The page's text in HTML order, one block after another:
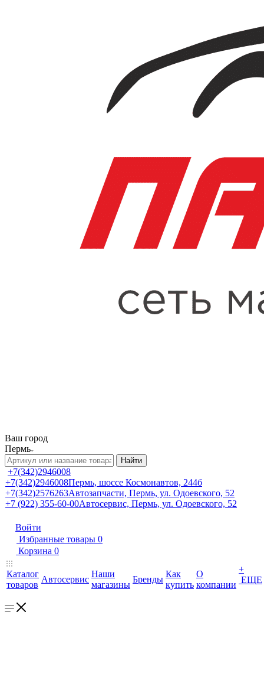
Ваш город
Пермь
Найти
+7(342)2946008
+7(342)2946008Пермь, шоссе Космонавтов, 244б
+7(342)2576263Автозапчасти, Пермь, ул. Одоевского, 52
+7 (922) 355-60-00Автосервис, Пермь, ул. Одоевского, 52
Войти
Избранные товары 0
Корзина 0
Каталог
товаров
Автосервис
Наши
магазины
Бренды
Как
купить
О
компании
+
ЕЩЕ